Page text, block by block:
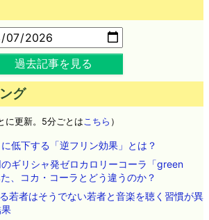
過去記事を見る
グ
に更新。5分ごとは こちら ）
低下する「逆フリン効果」とは？
ギリシャ発ゼロカロリーコーラ「green
、コカ・コーラとどう違うのか？
若者はそうでない若者と音楽を聴く習慣が異